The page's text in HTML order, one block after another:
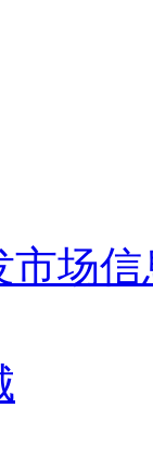
市场